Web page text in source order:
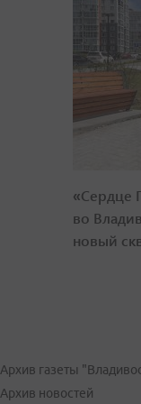
«Сердце
во
новый
Архив газеты
Архив новостей